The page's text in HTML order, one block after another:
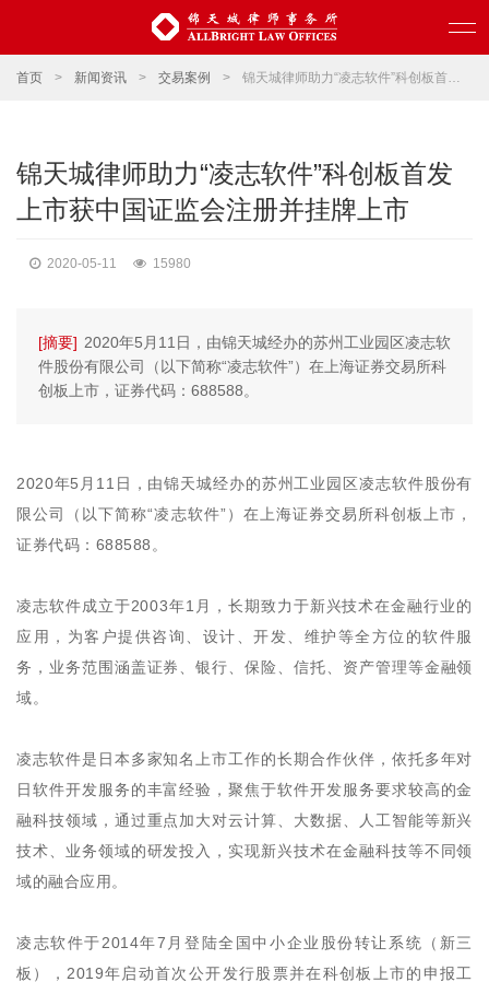
首页 > 新闻资讯 > 交易案例 > 锦天城律师助力“凌志软件”科创板首发上市获中国证监会注册并挂牌上市
锦天城律师助力“凌志软件”科创板首发
上市获中国证监会注册并挂牌上市
2020-05-11 15980
[摘要] 2020年5月11日，由锦天城经办的苏州工业园区凌志软
件股份有限公司（以下简称“凌志软件”）在上海证券交易所科
创板上市，证券代码：688588。
2020年5月11日，由锦天城经办的苏州工业园区凌志软件股份有
限公司（以下简称“凌志软件”）在上海证券交易所科创板上市，
证券代码：688588。
凌志软件成立于2003年1月，长期致力于新兴技术在金融行业的
应用，为客户提供咨询、设计、开发、维护等全方位的软件服
务，业务范围涵盖证券、银行、保险、信托、资产管理等金融领
域。
凌志软件是日本多家知名上市工作的长期合作伙伴，依托多年对
日软件开发服务的丰富经验，聚焦于软件开发服务要求较高的金
融科技领域，通过重点加大对云计算、大数据、人工智能等新兴
技术、业务领域的研发投入，实现新兴技术在金融科技等不同领
域的融合应用。
凌志软件于2014年7月登陆全国中小企业股份转让系统（新三
板），2019年启动首次公开发行股票并在科创板上市的申报工